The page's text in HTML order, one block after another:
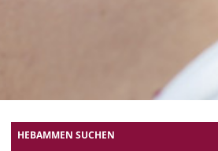
HEBAMMEN SUCHEN